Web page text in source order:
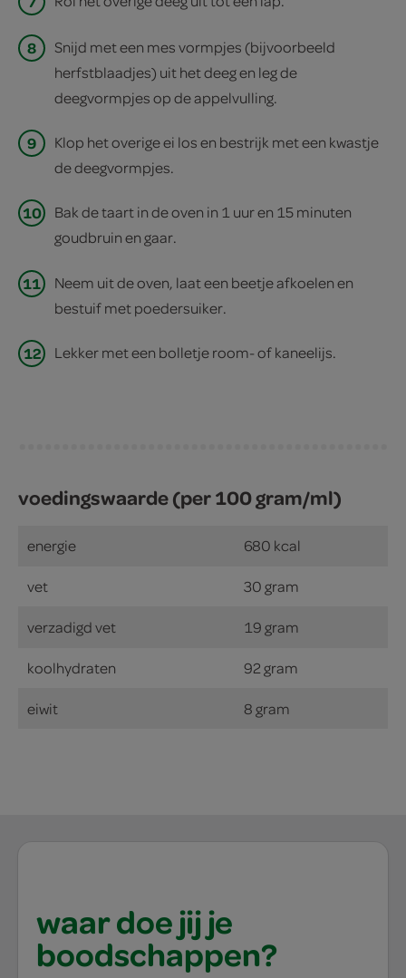
8
Snijd met een mes vormpjes (bijvoorbeeld
herfstblaadjes) uit het deeg en leg de
deegvormpjes op de appelvulling.
9
Klop het overige ei los en bestrijk met een kwastje
de deegvormpjes.
10
Bak de taart in de oven in 1 uur en 15 minuten
goudbruin en gaar.
11
Neem uit de oven, laat een beetje afkoelen en
bestuif met poedersuiker.
12 Lekker met een bolletje room- of kaneelijs.
voedingswaarde (per 100 gram/ml)
energie 680 kcal
vet 30 gram
verzadigd vet 19 gram
koolhydraten 92 gram
eiwit 8 gram
waar doe jij je
boodschappen?